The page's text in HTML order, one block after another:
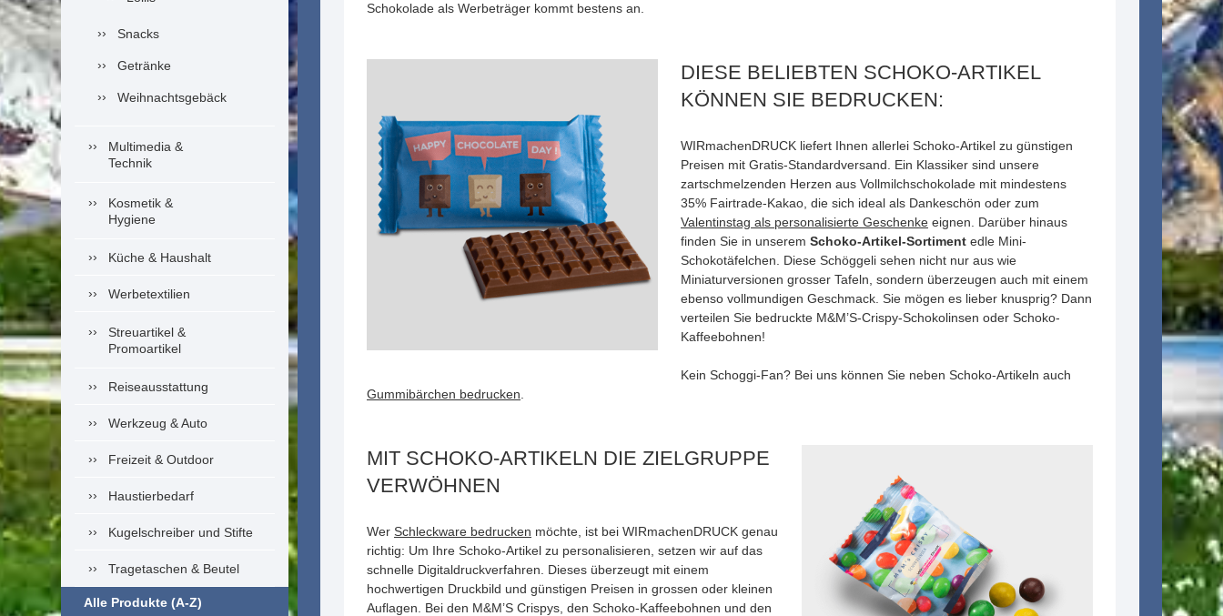
Snacks
Getränke
Weihnachtsgebäck
Multimedia &
Technik
Kosmetik &
Hygiene
Küche & Haushalt
Werbetextilien
Streuartikel &
Promoartikel
Reiseausstattung
Werkzeug & Auto
Freizeit & Outdoor
Haustierbedarf
Kugelschreiber und Stifte
Tragetaschen & Beutel
Alle Produkte (A-Z)
Schokolade als Werbeträger kommt bestens an.
DIESE BELIEBTEN SCHOKO-ARTIKEL
KÖNNEN SIE BEDRUCKEN:
WIRmachenDRUCK liefert Ihnen allerlei Schoko-Artikel zu günstigen
Preisen mit Gratis-Standardversand. Ein Klassiker sind unsere
zartschmelzenden Herzen aus Vollmilchschokolade mit mindestens
35% Fairtrade-Kakao, die sich ideal als Dankeschön oder zum
Valentinstag als personalisierte Geschenke eignen. Darüber hinaus
finden Sie in unserem Schoko-Artikel-Sortiment edle Mini-
Schokotäfelchen. Diese Schöggeli sehen nicht nur aus wie
Miniaturversionen grosser Tafeln, sondern überzeugen auch mit einem
ebenso vollmundigen Geschmack. Sie mögen es lieber knusprig? Dann
verteilen Sie bedruckte M&M’S-Crispy-Schokolinsen oder Schoko-
Kaffeebohnen!
Kein Schoggi-Fan? Bei uns können Sie neben Schoko-Artikeln auch
Gummibärchen bedrucken
MIT SCHOKO-ARTIKELN DIE ZIELGRUPPE
VERWÖHNEN
Wer Schleckware bedrucken möchte, ist bei WIRmachenDRUCK genau
richtig: Um Ihre Schoko-Artikel zu personalisieren, setzen wir auf das
schnelle Digitaldruckverfahren. Dieses überzeugt mit einem
hochwertigen Druckbild und günstigen Preisen in grossen oder kleinen
Auflagen. Bei den M&M’S Crispys, den Schoko-Kaffeebohnen und den